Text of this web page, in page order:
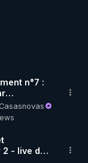
n°7 :
au
2 - live du